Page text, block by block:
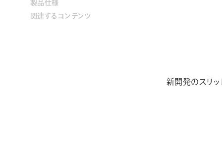
製品仕様
関連するコンテンツ
新開発のスリッ